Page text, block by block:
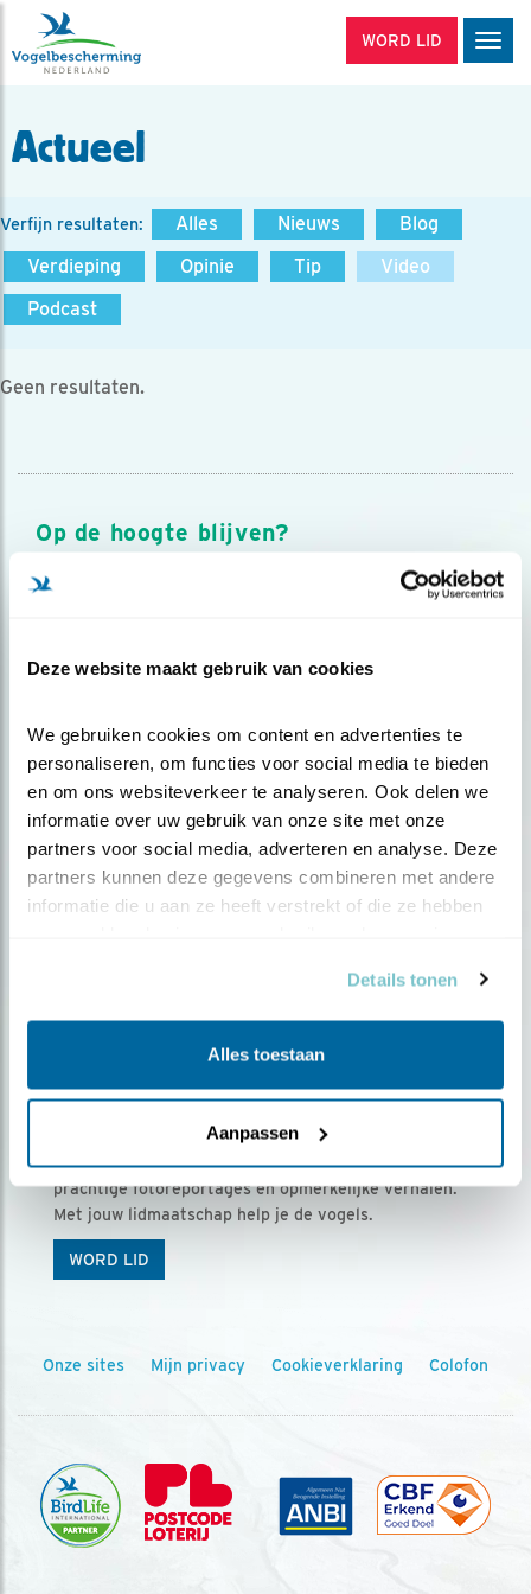
Deze website maakt gebruik van cookies
We gebruiken cookies om content en advertenties te
personaliseren, om functies voor social media te bieden
en om ons websiteverkeer te analyseren. Ook delen we
informatie over uw gebruik van onze site met onze
partners voor social media, adverteren en analyse. Deze
partners kunnen deze gegevens combineren met andere
informatie die u aan ze heeft verstrekt of die ze hebben
Details tonen
Alles toestaan
Aanpassen
WORD LID
Actueel
Verfijn resultaten: Alles Nieuws
Blog
Verdieping
Opinie Tip
Video
Podcast
Geen resultaten.
Op de hoogte blijven?
Meld je aan en ontvang nieuws, inspiratie, acties en tips
over vogels en activiteiten van Vogelbescherming.
Ontvang 5 x Vogels voor € 36,00 per jaar
Vogels is het tijdschrift voor onze leden, met
prachtige fotoreportages en opmerkelijke verhalen.
Met jouw lidmaatschap help je de vogels.
WORD LID
Onze sites Mijn privacy Cookieverklaring Colofon